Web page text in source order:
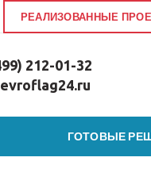
РЕАЛИЗОВАННЫЕ
212-01-32
ГОТОВЫЕ